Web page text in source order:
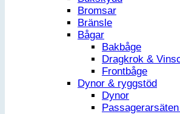
Bromsar
Bränsle
Bågar
Bakbåge
Dragkrok &
Frontbåge
Dynor & ryggstöd
Dynor